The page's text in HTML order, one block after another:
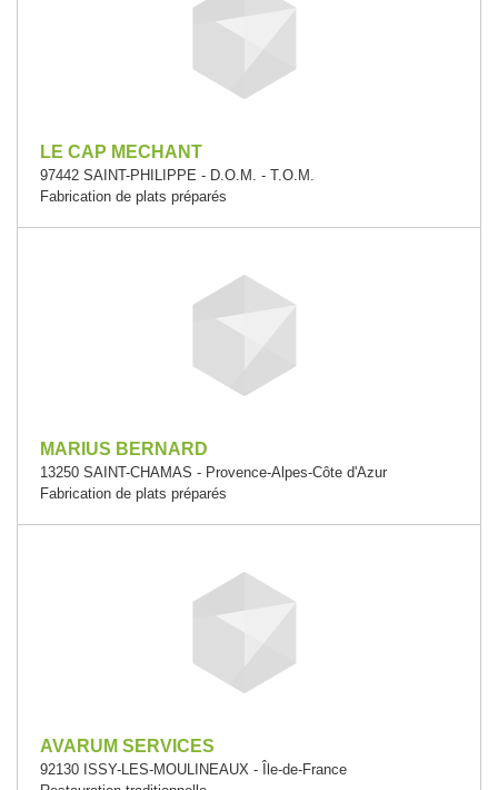
LE CAP MECHANT
97442 SAINT-PHILIPPE - D.O.M. - T.O.M.
Fabrication de plats préparés
MARIUS BERNARD
13250 SAINT-CHAMAS - Provence-Alpes-Côte d'Azur
Fabrication de plats préparés
AVARUM SERVICES
92130 ISSY-LES-MOULINEAUX - Île-de-France